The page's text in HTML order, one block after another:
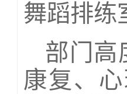
舞蹈排练
部门高
康复、